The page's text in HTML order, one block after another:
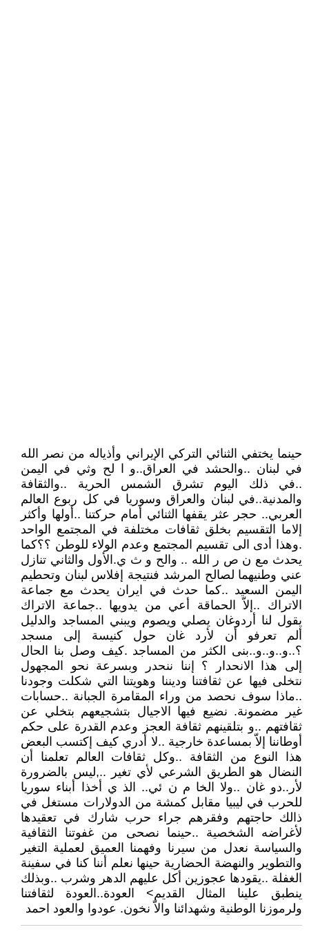
حينما يختفي الثنائي التركي الإيراني وأذياله من نصر الله
في لبنان ..والحشد في العراق..و ا لح وثي في اليمن
..في ذلك اليوم تشرق الشمس الحرية ..والثقافة
والمدنية..في لبنان والعراق وسوريا في كل ربوع العالم
العربي.. حجر عثر يقفها الثنائي أمام حركتنا ..أولها وأكثر
إلاما التقسيم بخلق ثقافات مختلفة في المجتمع الواحد
.وهذا أدى الى تقسيم المجتمع وعدم الولاء للوطن ؟؟كما
يحدث مع ن ص ر الله .. والح و ث ي.الأول والثاني تنازل
عني وطنيهما لصالح المرشد فنتيجة إفلاس لبنان وتحطيم
اليمن السعيد ..كما حدث في ايران يحدث مع جماعة
الاتراك ..إلاّ الحماقة أعي من يدويها ..جماعة الاتراك
يقول لنا أردوغان يصلي ويصوم ويبني المساجد والدليل
ألم تعرفو أن لأرد غان حول كنيسة إلى مسجد
؟..و..و..و..بنى الكثر من المساجد .كيف وصل بنا الحال
إلى هذا الانحدار ؟ إننا ننحدر وبسرعة نحو المجهول
نتخلى فيها عن ثقافتنا وديننا وهويتنا التي شكلت وجودنا
..ماذا سوف نحصد من وراء المقامرة الجبانة ..حسابات
غير مضمونة. نضيع فيها الاجيال بتشجيعهم بتخلي عن
ثقافتهم ..و بتلقينهم ثقافة العجز وعدم القدرة على حكم
أوطاننا إلاّ بمساعدة خارجية ..لا أدري كيف إكتسب البعض
هذا النوع من الثقافة ..وكل ثقافات العالم تعلمنا أن
النضال هو الطريق الشرعي لأي تغير ..,ليس بالضرورة
لأر..دو غان ..ولا الخا م ن ئي.. الذ ي أخذا أبناء سوريا
للحرب في ليبيا مقابل كمشة من الدولارات مستغل في
ذالك حاجتهم وفقرهم جراء حرب شارك في تعقيدها
لأغراضه الشخصية ..حينما نصحى من غفوتنا الثقافية
والسياسة نعدل من سيرنا وفهمنا العميق لعملية التغير
والتطوير والنهضة الحضارية حينها نعلم أننا كنا في سفينة
الغفلة ..يقودها عجوزين أكل عليهم الدهر وشرب ..وبذلك
ينطبق علينا المثال القديم> العودة..العودة لثقافتنا
ولرموزنا الوطنية وشهدائنا والاّ نخون. عودوا والعود احمد